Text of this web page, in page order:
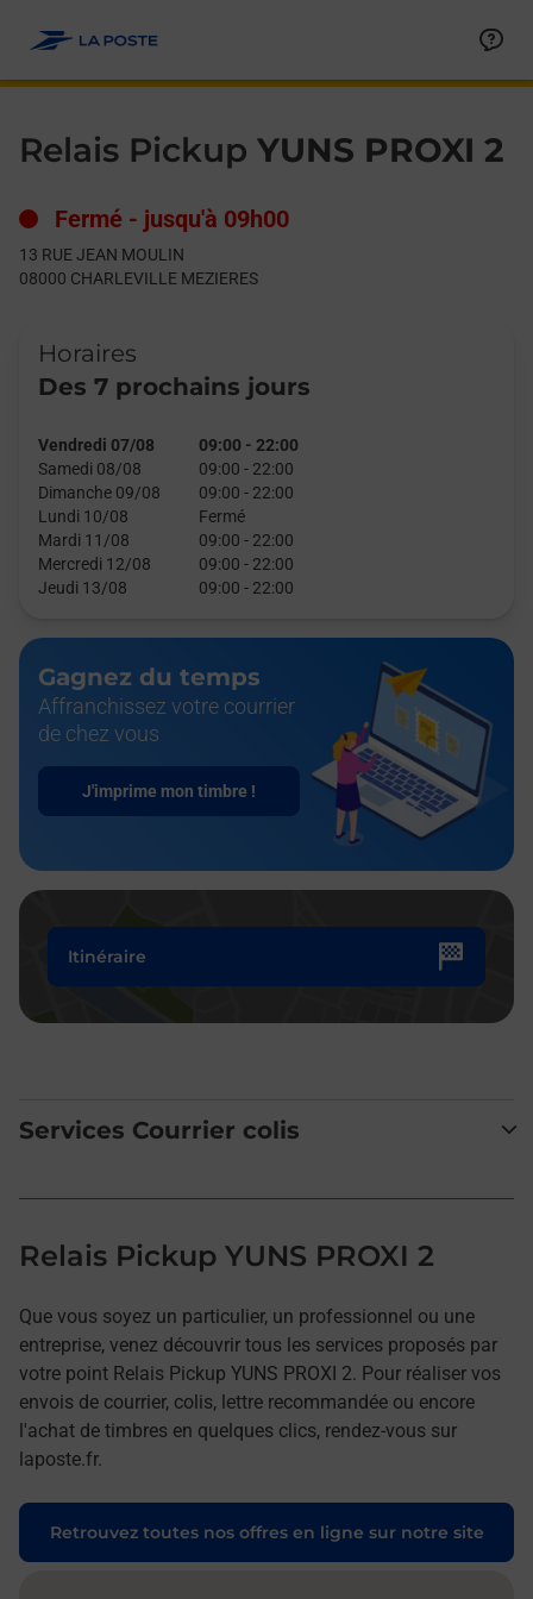
Relais Pickup YUNS PROXI 2
Fermé - jusqu'à 09h00
13 RUE JEAN MOULIN
08000 CHARLEVILLE MEZIERES
Horaires
Des 7 prochains jours
Vendredi 07/08 09:00 - 22:00
Samedi 08/08
09:00 - 22:00
Dimanche 09/08
09:00 - 22:00
Lundi 10/08
Fermé
Mardi 11/08
09:00 - 22:00
Mercredi 12/08
09:00 - 22:00
Jeudi 13/08
09:00 - 22:00
Gagnez du temps
Affranchissez votre courrier
de chez vous
J'imprime mon timbre !
Itinéraire
Services Courrier colis
Relais Pickup YUNS PROXI 2
Que vous soyez un particulier, un professionnel ou une
entreprise, venez découvrir tous les services proposés par
votre point Relais Pickup YUNS PROXI 2. Pour réaliser vos
envois de courrier, colis, lettre recommandée ou encore
l'achat de timbres en quelques clics, rendez-vous sur
laposte.fr.
Retrouvez toutes nos offres en ligne sur notre site